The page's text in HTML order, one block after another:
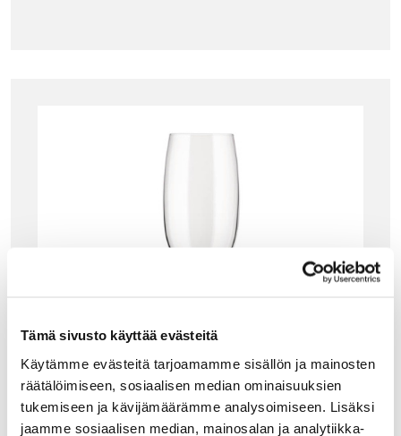
Tämä sivusto käyttää evästeitä
Käytämme evästeitä tarjoamamme sisällön ja mainosten
räätälöimiseen, sosiaalisen median ominaisuuksien
tukemiseen ja kävijämäärämme analysoimiseen. Lisäksi
jaamme sosiaalisen median, mainosalan ja analytiikka-